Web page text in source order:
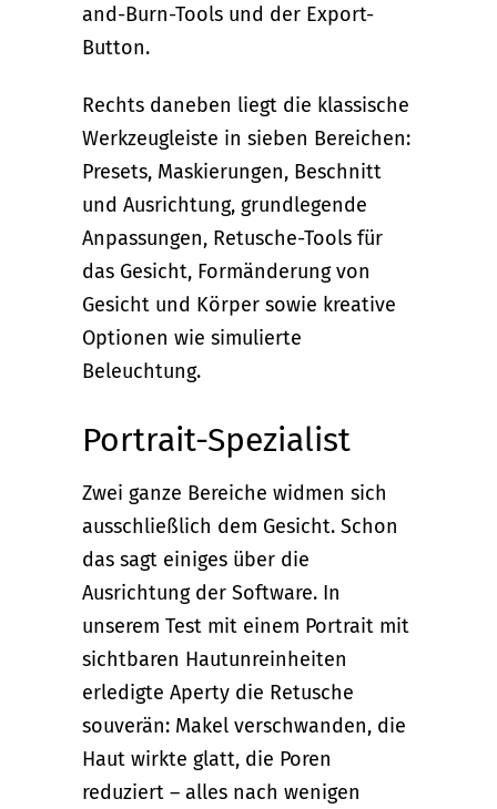
and-Burn-Tools und der Export-
Button.
Rechts daneben liegt die klassische
Werkzeugleiste in sieben Bereichen:
Presets, Maskierungen, Beschnitt
und Ausrichtung, grundlegende
Anpassungen, Retusche-Tools für
das Gesicht, Formänderung von
Gesicht und Körper sowie kreative
Optionen wie simulierte
Beleuchtung.
Portrait-Spezialist
Zwei ganze Bereiche widmen sich
ausschließlich dem Gesicht. Schon
das sagt einiges über die
Ausrichtung der Software. In
unserem Test mit einem Portrait mit
sichtbaren Hautunreinheiten
erledigte Aperty die Retusche
souverän: Makel verschwanden, die
Haut wirkte glatt, die Poren
reduziert – alles nach wenigen